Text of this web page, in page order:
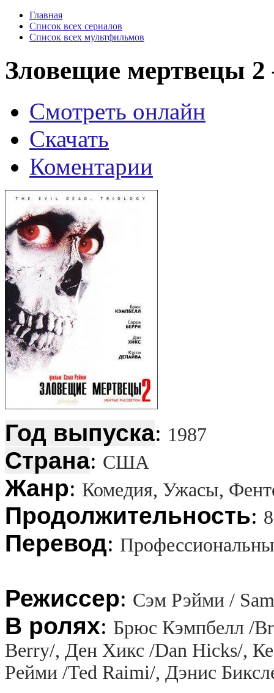
Главная
Список всех сериалов
Список всех мультфильмов
Зловещие мертвецы
Смотреть онлайн
Скачать
Коментарии
Год выпуска: 1987
Страна: США
Жанр: Комедия, Ужасы,
Продолжительность:
Перевод:
Режиссер: Сэм Рэйми /
В ролях: Брюс Кэмпбелл /
Berry/, Ден Хикс /Dan Hicks/,
Рейми /Ted Raimi/, Дэнис